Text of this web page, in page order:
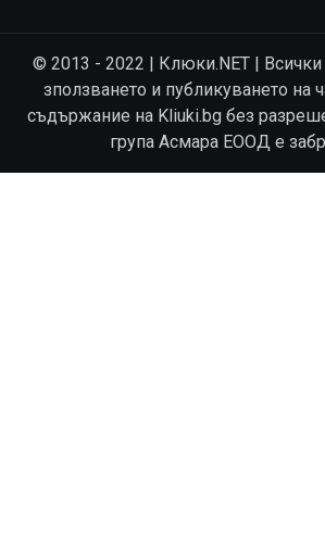
© 2013 - 2022 | Клюки.NET | Всички
зползването и публикуването на
съдържание на Kliuki.bg без
група Асмара ЕООД е